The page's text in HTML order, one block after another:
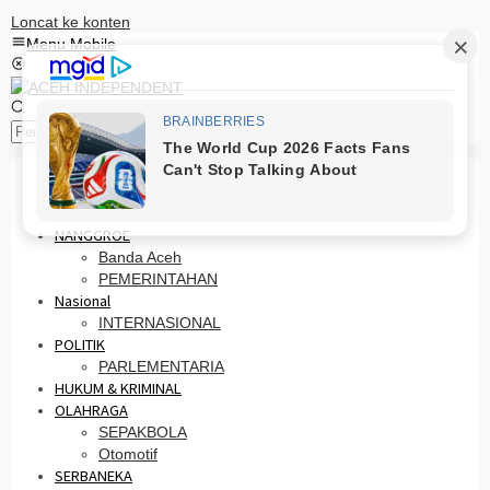
Loncat ke konten
Menu Mobile
HOME
PRO OTONOMI
NANGGROE
Banda Aceh
PEMERINTAHAN
Nasional
INTERNASIONAL
POLITIK
PARLEMENTARIA
HUKUM & KRIMINAL
OLAHRAGA
SEPAKBOLA
Otomotif
SERBANEKA